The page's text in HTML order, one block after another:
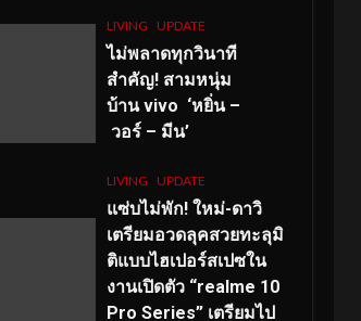
LIVING UPDATE
ไม่พลาดทุกวินาที
สำคัญ! สามหนุ่ม
บ้าน vivo ‘หยิ่น –
วอร์ – มีน’
LIVING UPDATE
แซ่บไม่พัก! ใหม่-ดาวิ
เตรียมอวดลุคสวยทะลุมิ
ติแบบไฮเปอร์สเปซใน
งานเปิดตัว “realme 10
Pro Series” เตรียมไป